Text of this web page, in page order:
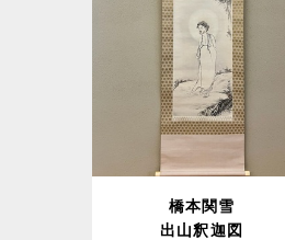
橋本関雪
出山釈迦図